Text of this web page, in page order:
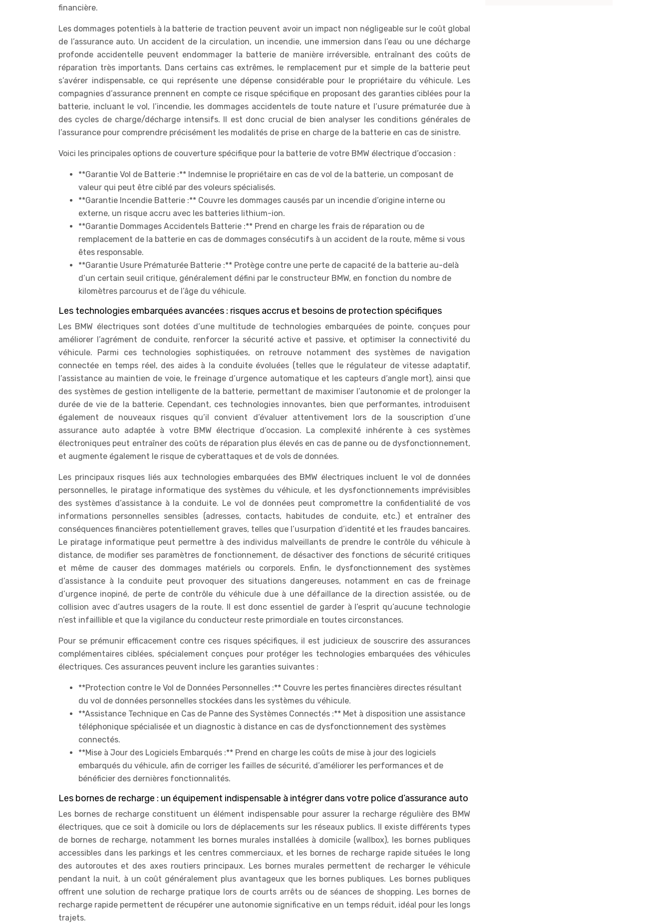
financière.
Les dommages potentiels à la batterie de traction peuvent avoir un impact non négligeable sur le coût global
de l’assurance auto. Un accident de la circulation, un incendie, une immersion dans l’eau ou une décharge
profonde accidentelle peuvent endommager la batterie de manière irréversible, entraînant des coûts de
réparation très importants. Dans certains cas extrêmes, le remplacement pur et simple de la batterie peut
s’avérer indispensable, ce qui représente une dépense considérable pour le propriétaire du véhicule. Les
compagnies d’assurance prennent en compte ce risque spécifique en proposant des garanties ciblées pour la
batterie, incluant le vol, l’incendie, les dommages accidentels de toute nature et l’usure prématurée due à
des cycles de charge/décharge intensifs. Il est donc crucial de bien analyser les conditions générales de
l’assurance pour comprendre précisément les modalités de prise en charge de la batterie en cas de sinistre.
Voici les principales options de couverture spécifique pour la batterie de votre BMW électrique d’occasion :
**Garantie Vol de Batterie :** Indemnise le propriétaire en cas de vol de la batterie, un composant de
valeur qui peut être ciblé par des voleurs spécialisés.
**Garantie Incendie Batterie :** Couvre les dommages causés par un incendie d’origine interne ou
externe, un risque accru avec les batteries lithium-ion.
**Garantie Dommages Accidentels Batterie :** Prend en charge les frais de réparation ou de
remplacement de la batterie en cas de dommages consécutifs à un accident de la route, même si vous
êtes responsable.
**Garantie Usure Prématurée Batterie :** Protège contre une perte de capacité de la batterie au-delà
d’un certain seuil critique, généralement défini par le constructeur BMW, en fonction du nombre de
kilomètres parcourus et de l’âge du véhicule.
Les technologies embarquées avancées : risques accrus et besoins de protection spécifiques
Les BMW électriques sont dotées d’une multitude de technologies embarquées de pointe, conçues pour
améliorer l’agrément de conduite, renforcer la sécurité active et passive, et optimiser la connectivité du
véhicule. Parmi ces technologies sophistiquées, on retrouve notamment des systèmes de navigation
connectée en temps réel, des aides à la conduite évoluées (telles que le régulateur de vitesse adaptatif,
l’assistance au maintien de voie, le freinage d’urgence automatique et les capteurs d’angle mort), ainsi que
des systèmes de gestion intelligente de la batterie, permettant de maximiser l’autonomie et de prolonger la
durée de vie de la batterie. Cependant, ces technologies innovantes, bien que performantes, introduisent
également de nouveaux risques qu’il convient d’évaluer attentivement lors de la souscription d’une
assurance auto adaptée à votre BMW électrique d’occasion. La complexité inhérente à ces systèmes
électroniques peut entraîner des coûts de réparation plus élevés en cas de panne ou de dysfonctionnement,
et augmente également le risque de cyberattaques et de vols de données.
Les principaux risques liés aux technologies embarquées des BMW électriques incluent le vol de données
personnelles, le piratage informatique des systèmes du véhicule, et les dysfonctionnements imprévisibles
des systèmes d’assistance à la conduite. Le vol de données peut compromettre la confidentialité de vos
informations personnelles sensibles (adresses, contacts, habitudes de conduite, etc.) et entraîner des
conséquences financières potentiellement graves, telles que l’usurpation d’identité et les fraudes bancaires.
Le piratage informatique peut permettre à des individus malveillants de prendre le contrôle du véhicule à
distance, de modifier ses paramètres de fonctionnement, de désactiver des fonctions de sécurité critiques
et même de causer des dommages matériels ou corporels. Enfin, le dysfonctionnement des systèmes
d’assistance à la conduite peut provoquer des situations dangereuses, notamment en cas de freinage
d’urgence inopiné, de perte de contrôle du véhicule due à une défaillance de la direction assistée, ou de
collision avec d’autres usagers de la route. Il est donc essentiel de garder à l’esprit qu’aucune technologie
n’est infaillible et que la vigilance du conducteur reste primordiale en toutes circonstances.
Pour se prémunir efficacement contre ces risques spécifiques, il est judicieux de souscrire des assurances
complémentaires ciblées, spécialement conçues pour protéger les technologies embarquées des véhicules
électriques. Ces assurances peuvent inclure les garanties suivantes :
**Protection contre le Vol de Données Personnelles :** Couvre les pertes financières directes résultant
du vol de données personnelles stockées dans les systèmes du véhicule.
**Assistance Technique en Cas de Panne des Systèmes Connectés :** Met à disposition une assistance
téléphonique spécialisée et un diagnostic à distance en cas de dysfonctionnement des systèmes
connectés.
**Mise à Jour des Logiciels Embarqués :** Prend en charge les coûts de mise à jour des logiciels
embarqués du véhicule, afin de corriger les failles de sécurité, d’améliorer les performances et de
bénéficier des dernières fonctionnalités.
Les bornes de recharge : un équipement indispensable à intégrer dans votre police d’assurance auto
Les bornes de recharge constituent un élément indispensable pour assurer la recharge régulière des BMW
électriques, que ce soit à domicile ou lors de déplacements sur les réseaux publics. Il existe différents types
de bornes de recharge, notamment les bornes murales installées à domicile (wallbox), les bornes publiques
accessibles dans les parkings et les centres commerciaux, et les bornes de recharge rapide situées le long
des autoroutes et des axes routiers principaux. Les bornes murales permettent de recharger le véhicule
pendant la nuit, à un coût généralement plus avantageux que les bornes publiques. Les bornes publiques
offrent une solution de recharge pratique lors de courts arrêts ou de séances de shopping. Les bornes de
recharge rapide permettent de récupérer une autonomie significative en un temps réduit, idéal pour les longs
trajets.